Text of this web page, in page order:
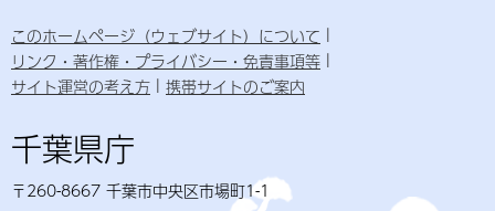
このホームページ（ウェブサイト）について
リンク・著作権・プライバシー・免責事項等
サイト運営の考え方
携帯サイトのご案内
千葉県庁
〒260-8667 千葉市中央区市場町1-1